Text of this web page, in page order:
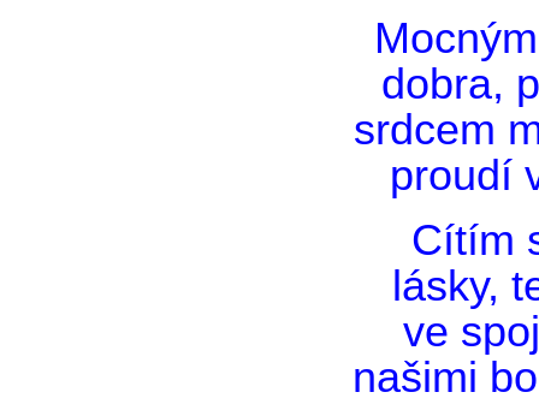
dobra,
srdcem
proudí
Cítím
lásky,
ve
našimi